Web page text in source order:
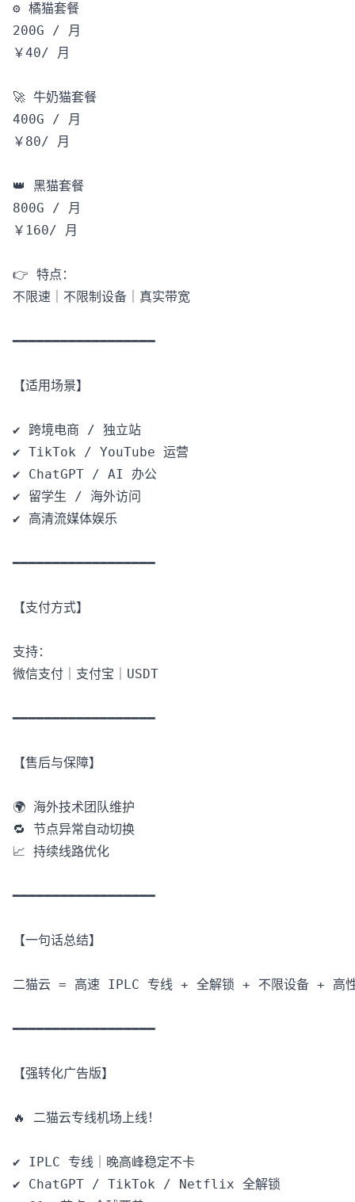
⚙️ 橘猫套餐
200G / 月
￥40/ 月
🚀 牛奶猫套餐
400G / 月
￥80/ 月
👑 黑猫套餐
800G / 月
￥160/ 月
👉 特点：
不限速｜不限制设备｜真实带宽
━━━━━━━━━━━━━━━━━━
【适用场景】
✔️ 跨境电商 / 独立站
✔️ TikTok / YouTube 运营
✔️ ChatGPT / AI 办公
✔️ 留学生 / 海外访问
✔️ 高清流媒体娱乐
━━━━━━━━━━━━━━━━━━
【支付方式】
支持：
微信支付｜支付宝｜USDT
━━━━━━━━━━━━━━━━━━
【售后与保障】
🌍 海外技术团队维护
🔁 节点异常自动切换
📈 持续线路优化
━━━━━━━━━━━━━━━━━━
【一句话总结】
二猫云 = 高速 IPLC 专线 + 全解锁 + 不限设备 + 高
━━━━━━━━━━━━━━━━━━
【强转化广告版】
🔥 二猫云专线机场上线！
✔️ IPLC 专线｜晚高峰稳定不卡
✔️ ChatGPT / TikTok / Netflix 全解锁